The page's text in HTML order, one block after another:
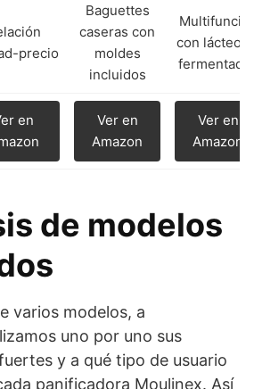
precio
Baguettes
caseras con
moldes
incluidos
con lácteos
en
Ver en
Amazon
Ver en
Amazon
de modelos
varios modelos, a
uno por uno sus
y a qué tipo de usuario
panificadora Moulinex. Así